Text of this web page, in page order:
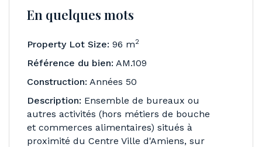
En quelques mots
Property Lot Size: 96 m2
Référence du bien: AM.109
Construction: Années 50
Description: Ensemble de bureaux ou
autres activités (hors métiers de bouche
et commerces alimentaires) situés à
proximité du Centre Ville d'Amiens, sur